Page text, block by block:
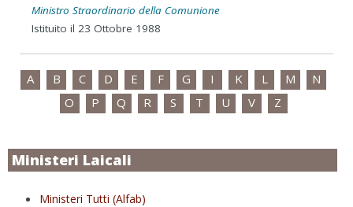
Ministro Straordinario della Comunione
Istituito il 23 Ottobre 1988
A B C D E F G I K L M
N
O
P Q R S T U V Z
Ministeri Laicali
Ministeri Tutti (Alfab)